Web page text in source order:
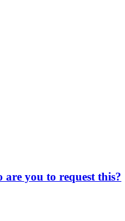
you to request this?